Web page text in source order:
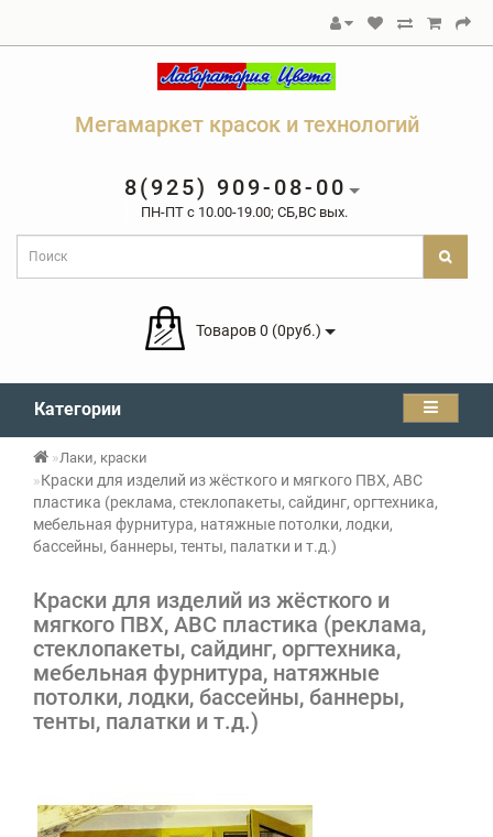
Мегамаркет красок и технологий
8(925) 909-08-00
ПН-ПТ c 10.00-19.00; СБ,ВС вых.
Товаров 0 (0руб.)
Категории
Лаки, краски
Краски для изделий из жёсткого и мягкого ПВХ, ABC
пластика (реклама, стеклопакеты, сайдинг, оргтехника,
мебельная фурнитура, натяжные потолки, лодки,
бассейны, баннеры, тенты, палатки и т.д.)
Краски для изделий из жёсткого и
мягкого ПВХ, ABC пластика (реклама,
стеклопакеты, сайдинг, оргтехника,
мебельная фурнитура, натяжные
потолки, лодки, бассейны, баннеры,
тенты, палатки и т.д.)